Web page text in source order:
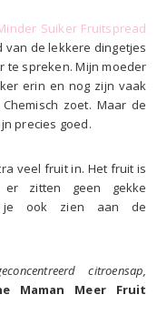
Suiker Fruitspread
van de lekkere dingetjes
te spreken. Mijn moeder
erin en nog zijn vaak
zoet. Maar de
precies goed.
veel fruit in. Het fruit is
zitten geen gekke
je ook zien aan de
citroensap,
Maman Meer Fruit